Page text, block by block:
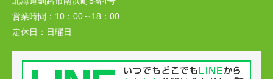
営業時間： 10：00～18：00
定休日： 日曜日